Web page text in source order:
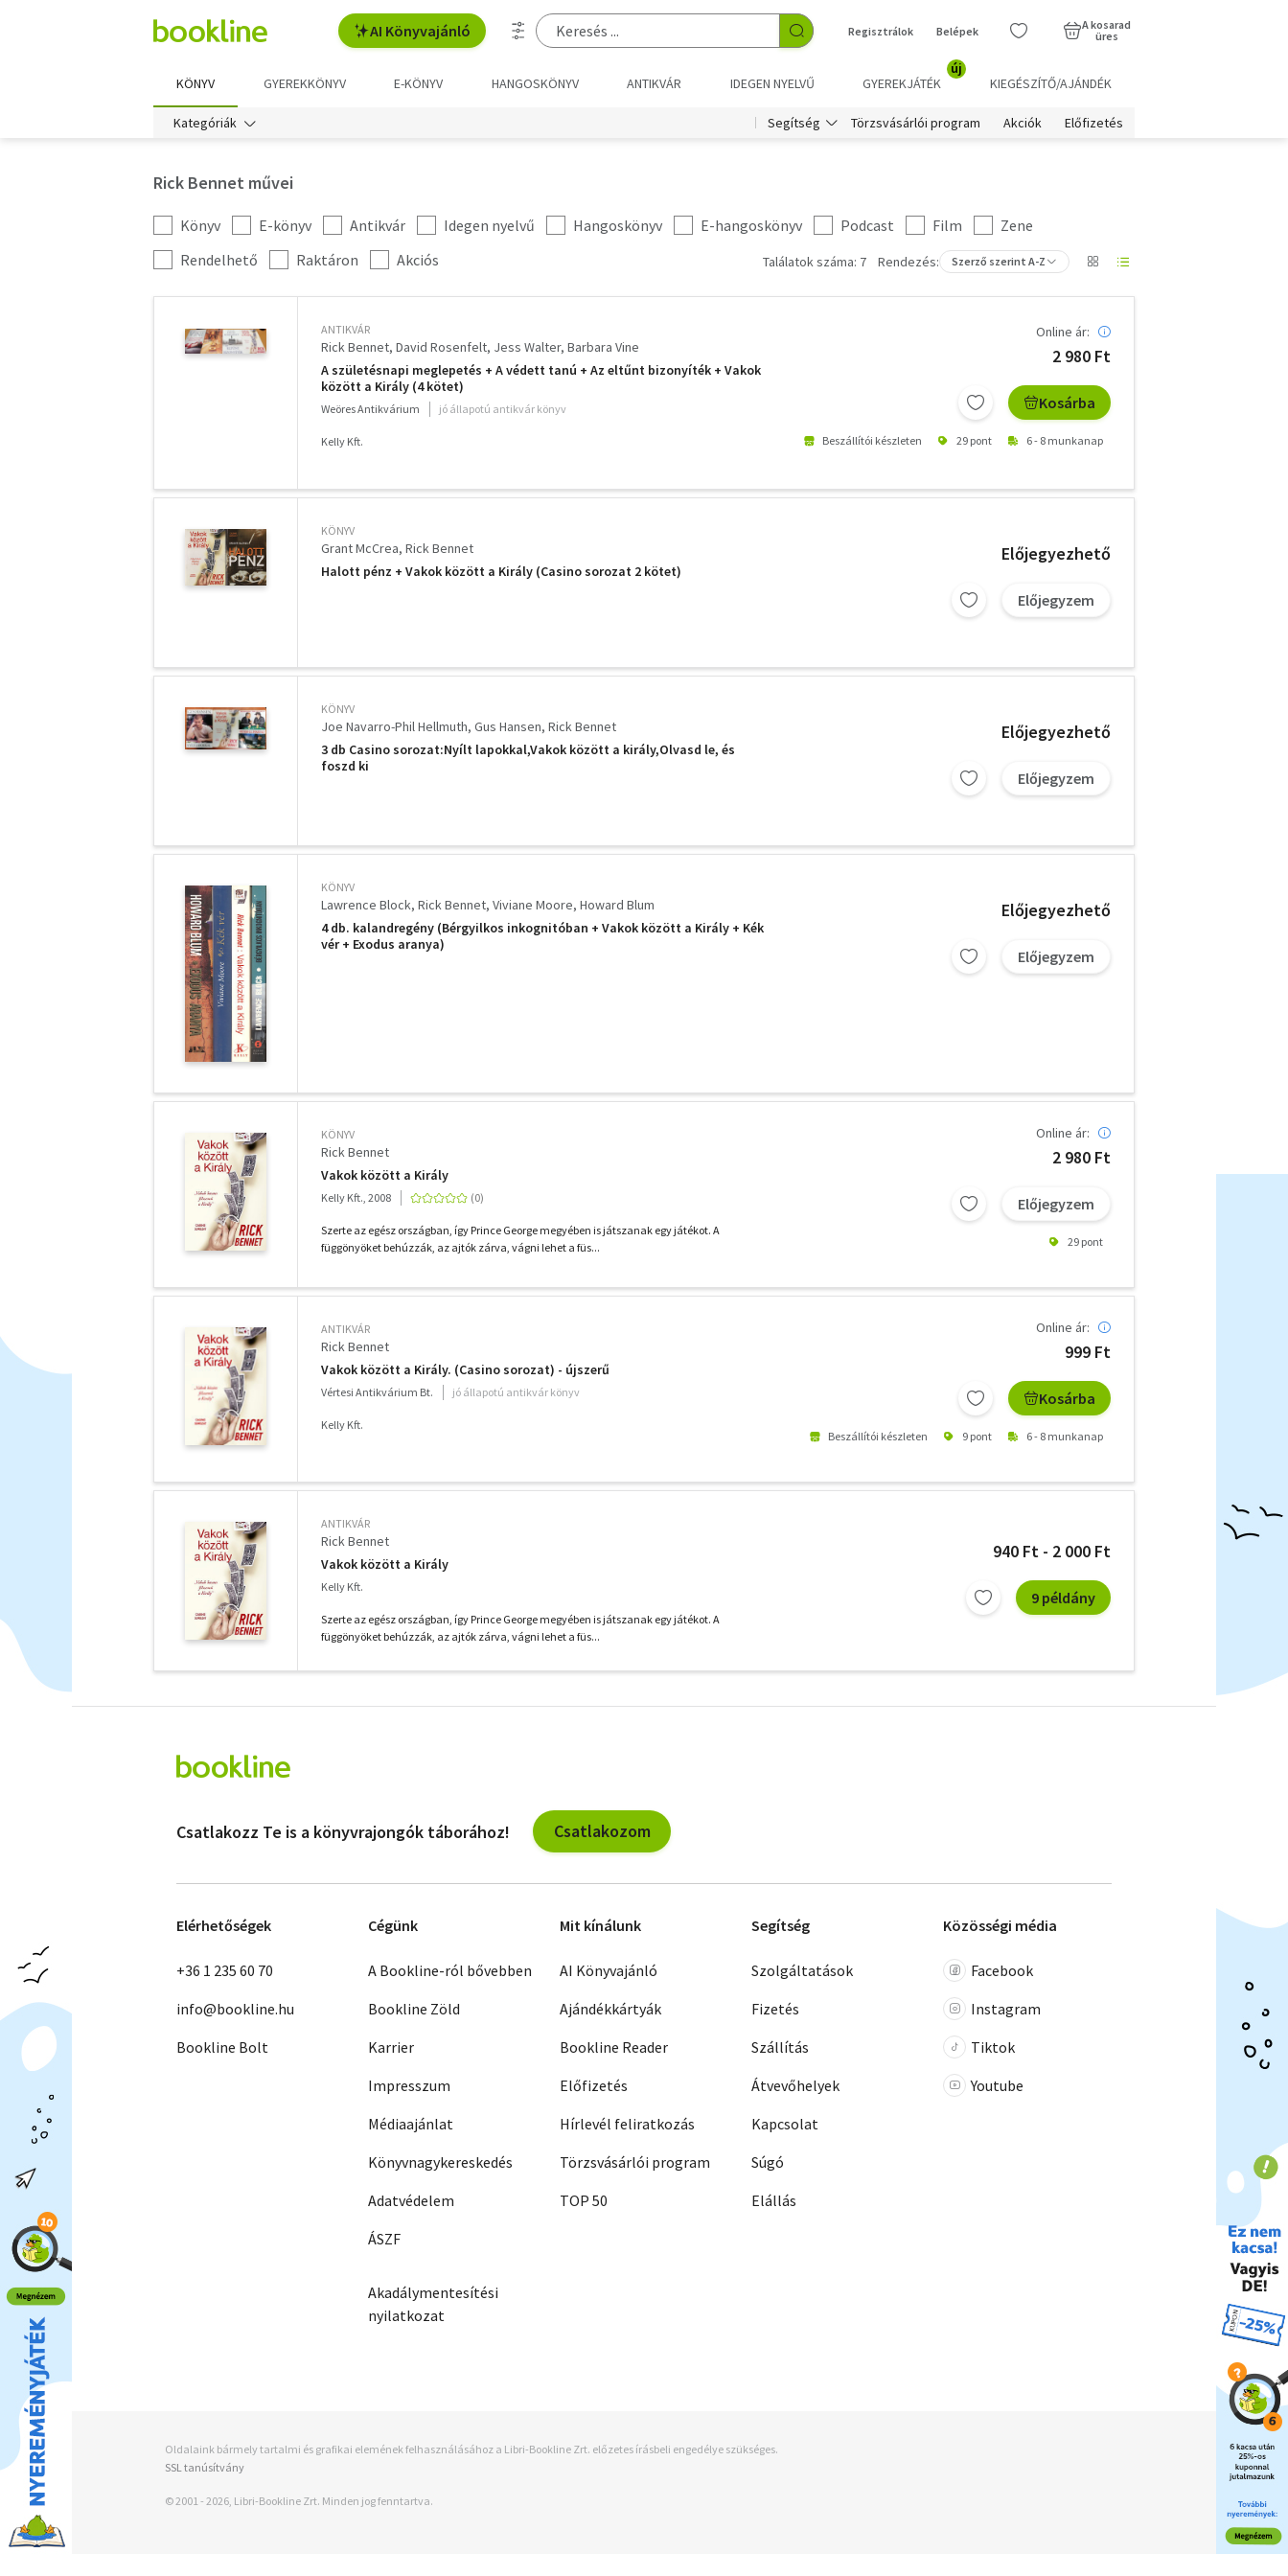
AI Könyvajánló Regisztrálok Belépek
A kosarad
üres
KÖNYV GYEREKKÖNYV E-KÖNYV HANGOSKÖNYV ANTIKVÁR IDEGEN NYELVŰ GYEREKJÁTÉK
új
KIEGÉSZÍTŐ/AJÁNDÉK
Kategóriák Segítség Törzsvásárlói program Akciók Előfizetés
Rick Bennet művei
Kategória
szűrés
Könyv E-könyv Antikvár Idegen nyelvű Hangoskönyv E-hangoskönyv Podcast Film
Zene
További
szűrők
Rendelhető Raktáron Akciós Találatok száma: 7 Rendezés: Szerző szerint A-Z
ANTIKVÁR
Rick Bennet David Rosenfelt Jess Walter Barbara Vine
A születésnapi meglepetés + A védett tanú + Az eltűnt bizonyíték + Vakok
között a Király (4 kötet)
Weöres Antikvárium jó állapotú antikvár könyv
Kelly Kft.
Online ár:
2 980 Ft
Kosárba
Beszállítói készleten 29 pont 6 - 8 munkanap
KÖNYV
Grant McCrea Rick Bennet
Halott pénz + Vakok között a Király (Casino sorozat 2 kötet)
Előjegyezhető
Előjegyzem
KÖNYV
Joe Navarro-Phil Hellmuth Gus Hansen Rick Bennet
3 db Casino sorozat:Nyílt lapokkal,Vakok között a király,Olvasd le, és
foszd ki
Előjegyezhető
Előjegyzem
KÖNYV
Lawrence Block Rick Bennet Viviane Moore Howard Blum
4 db. kalandregény (Bérgyilkos inkognitóban + Vakok között a Király + Kék
vér + Exodus aranya)
Előjegyezhető
Előjegyzem
KÖNYV
Rick Bennet
Vakok között a Király
Kelly Kft., 2008
Szerte az egész országban, így Prince George megyében is játszanak egy játékot. A
függönyöket behúzzák, az ajtók zárva, vágni lehet a füs...
Online ár:
2 980 Ft
Előjegyzem
29 pont
ANTIKVÁR
Rick Bennet
Vakok között a Király. (Casino sorozat) - újszerű
Vértesi Antikvárium Bt. jó állapotú antikvár könyv
Kelly Kft.
Online ár:
999 Ft
Kosárba
Beszállítói készleten 9 pont 6 - 8 munkanap
ANTIKVÁR
Rick Bennet
Vakok között a Király
Kelly Kft.
Szerte az egész országban, így Prince George megyében is játszanak egy játékot. A
függönyöket behúzzák, az ajtók zárva, vágni lehet a füs...
940 Ft - 2 000 Ft
9 példány
szűrők
Csatlakozz Te is a könyvrajongók táborához! Csatlakozom
Elérhetőségek
+36 1 235 60 70
info@bookline.hu
Bookline Bolt
Cégünk
A Bookline-ról bővebben
Bookline Zöld
Karrier
Impresszum
Médiaajánlat
Könyvnagykereskedés
Adatvédelem
ÁSZF
Akadálymentesítési
nyilatkozat
Mit kínálunk
AI Könyvajánló
Ajándékkártyák
Bookline Reader
Előfizetés
Hírlevél feliratkozás
Törzsvásárlói program
TOP 50
Segítség
Szolgáltatások
Fizetés
Szállítás
Átvevőhelyek
Kapcsolat
Súgó
Elállás
Közösségi média
Facebook
Instagram
Tiktok
Youtube
Oldalaink bármely tartalmi és grafikai elemének felhasználásához a Libri-Bookline Zrt. előzetes írásbeli engedélye szükséges.
SSL tanúsítvány
© 2001 - 2026, Libri-Bookline Zrt. Minden jog fenntartva.